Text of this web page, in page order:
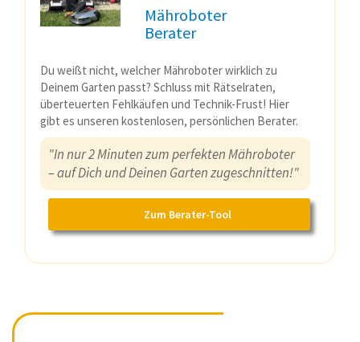
Mähroboter
Berater
Du weißt nicht, welcher Mähroboter wirklich zu
Deinem Garten passt? Schluss mit Rätselraten,
überteuerten Fehlkäufen und Technik-Frust! Hier
gibt es unseren kostenlosen, persönlichen Berater.
"In nur 2 Minuten zum perfekten Mähroboter
– auf Dich und Deinen Garten zugeschnitten!"
Zum Berater-Tool